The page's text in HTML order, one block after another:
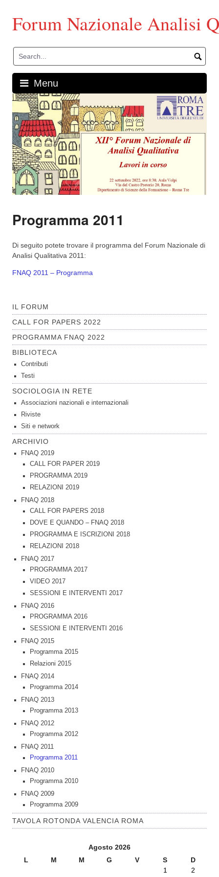
contentForum Nazionale Analisi
Menu
Programma 2011
Di seguito potete trovare il programma del Forum Nazionale di
Analisi Qualitativa 2011:
FNAQ 2011 – Programma
IL FORUM
CALL FOR PAPERS 2022
PROGRAMMA FNAQ 2022
BIBLIOTECA
Contributi
Testi
SOCIOLOGIA IN RETE
Associazioni nazionali e internazionali
Riviste
Siti e network
ARCHIVIO
FNAQ 2019
CALL FOR PAPER 2019
PROGRAMMA 2019
RELAZIONI 2019
FNAQ 2018
CALL FOR PAPERS 2018
DOVE E QUANDO – FNAQ 2018
PROGRAMMA E ISCRIZIONI 2018
RELAZIONI 2018
FNAQ 2017
PROGRAMMA 2017
VIDEO 2017
SESSIONI E INTERVENTI 2017
FNAQ 2016
PROGRAMMA 2016
SESSIONI E INTERVENTI 2016
FNAQ 2015
Programma 2015
Relazioni 2015
FNAQ 2014
Programma 2014
FNAQ 2013
Programma 2013
FNAQ 2012
Programma 2012
FNAQ 2011
Programma 2011
FNAQ 2010
Programma 2010
FNAQ 2009
Programma 2009
TAVOLA ROTONDA VALENCIA ROMA
Agosto 2026
L
M M G V S
D
1
2